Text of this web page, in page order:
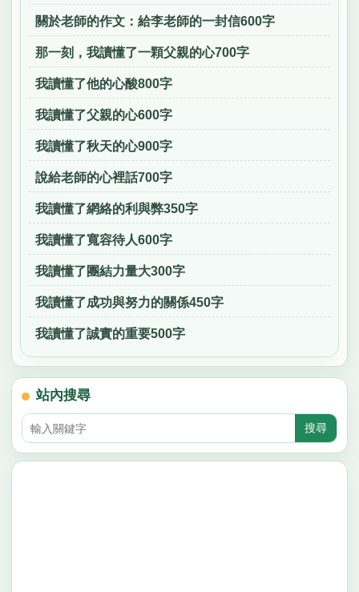
關於老師的作文：給李老師的一封信600字
那一刻，我讀懂了一顆父親的心700字
我讀懂了他的心酸800字
我讀懂了父親的心600字
我讀懂了秋天的心900字
說給老師的心裡話700字
我讀懂了網絡的利與弊350字
我讀懂了寬容待人600字
我讀懂了團結力量大300字
我讀懂了成功與努力的關係450字
我讀懂了誠實的重要500字
站內搜尋